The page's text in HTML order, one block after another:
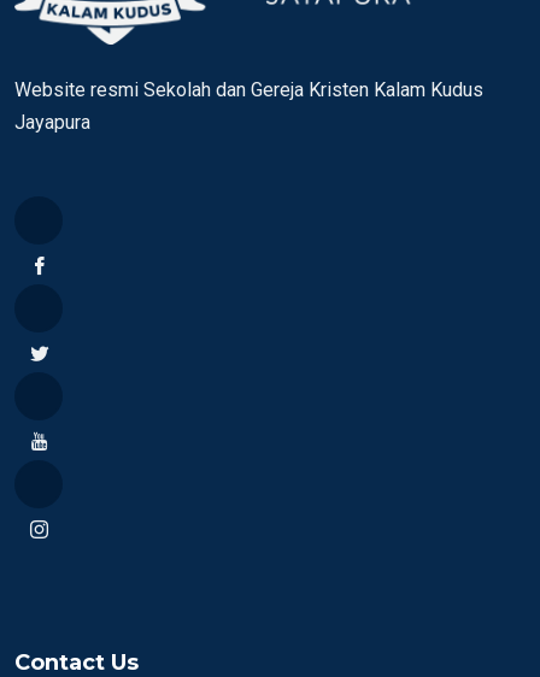
Website resmi Sekolah dan Gereja Kristen Kalam Kudus
Jayapura
Contact Us